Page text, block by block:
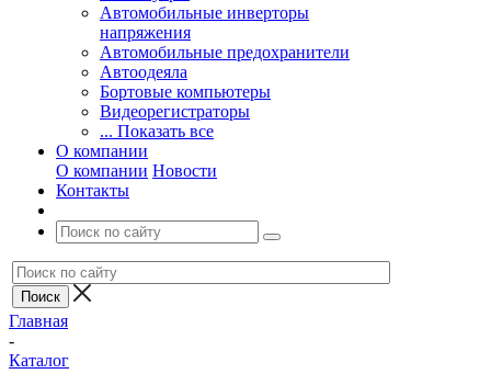
Автомобильные инверторы
напряжения
Автомобильные предохранители
Автоодеяла
Бортовые компьютеры
Видеорегистраторы
... Показать все
О компании
О компании Новости
Контакты
Главная
-
Каталог